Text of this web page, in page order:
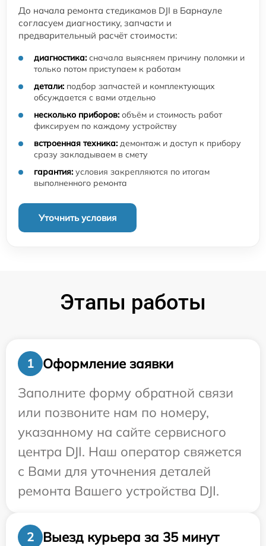
До начала ремонта стедикамов DJI в Барнауле
согласуем диагностику, запчасти и
предварительный расчёт стоимости:
диагностика: сначала выясняем причину поломки и
только потом приступаем к работам
детали: подбор запчастей и комплектующих
обсуждается с вами отдельно
несколько приборов: объём и стоимость работ
фиксируем по каждому устройству
встроенная техника: демонтаж и доступ к прибору
сразу закладываем в смету
гарантия: условия закрепляются по итогам
выполненного ремонта
Уточнить условия
Этапы работы
1
Оформление заявки
Заполните форму обратной связи
или позвоните нам по номеру,
указанному на сайте сервисного
центра DJI. Наш оператор свяжется
с Вами для уточнения деталей
ремонта Вашего устройства DJI.
2
Выезд курьера за 35 минут